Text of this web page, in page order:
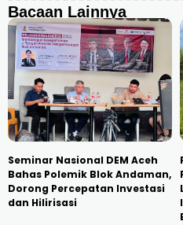
Bacaan Lainnya
Seminar Nasional DEM Aceh
Bahas Polemik Blok Andaman,
Dorong Percepatan Investasi
dan Hilirisasi